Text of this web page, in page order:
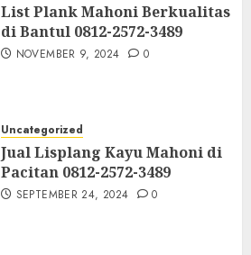
List Plank Mahoni Berkualitas
di Bantul 0812-2572-3489
NOVEMBER 9, 2024 0
Uncategorized
Jual Lisplang Kayu Mahoni di
Pacitan 0812-2572-3489
SEPTEMBER 24, 2024 0